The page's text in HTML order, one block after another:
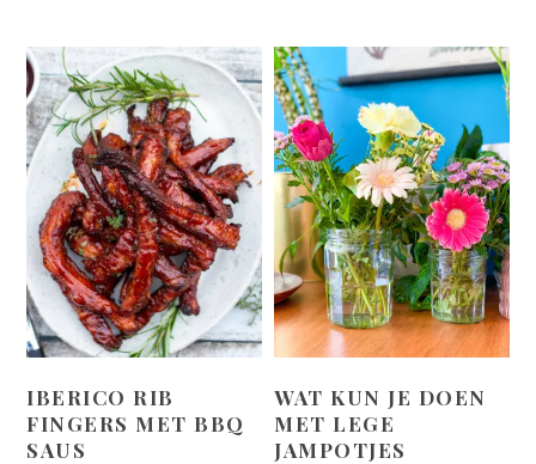
IBERICO RIB
FINGERS MET BBQ
SAUS
WAT KUN JE DOEN
MET LEGE
JAMPOTJES